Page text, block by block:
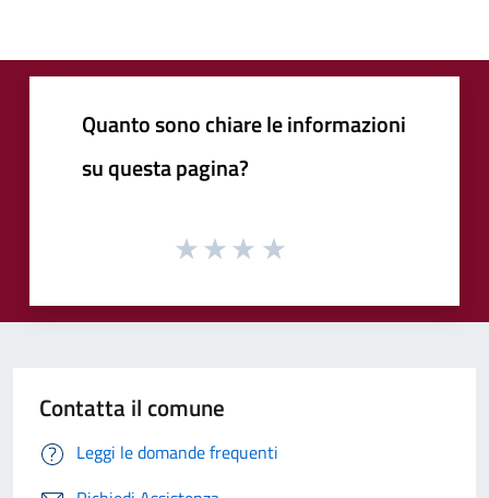
Quanto sono chiare le informazioni
su questa pagina?
Contatta il comune
Leggi le domande frequenti